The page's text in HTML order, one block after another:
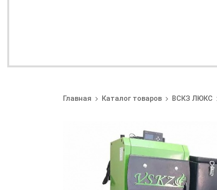
Главная Каталог товаров ВСКЗ ЛЮКС